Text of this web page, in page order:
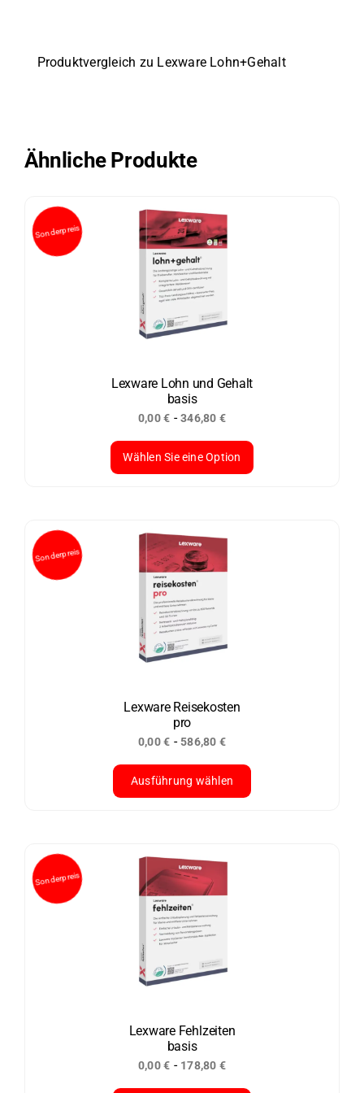
Produktvergleich zu Lexware Lohn+Gehalt
Ähnliche Produkte
Lexware Lohn und Gehalt
basis
0,00€ -346,80 €
Wählen Sie eine Option
mehrere
Varianten
Optionen
können
der
Produktseite
gewählt
werden
Lexware Reisekosten
pro
0,00€ -586,80 €
Ausführung wählen
mehrere
Varianten
Optionen
können
der
Produktseite
gewählt
Lexware Fehlzeiten
basis
0,00€ - 178,80 €